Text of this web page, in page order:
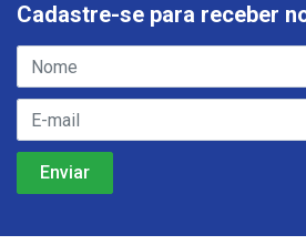
Cadastre-se para receber